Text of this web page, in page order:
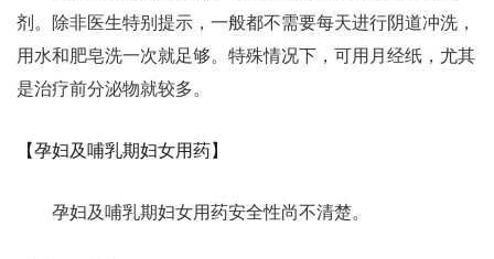
剂。除非医生特别提示，一般都不需要每天进行阴道冲洗，
用水和肥皂洗一次就足够。特殊情况下，可用月经纸，尤其
是治疗前分泌物就较多。
【孕妇及哺乳期妇女用药】
孕妇及哺乳期妇女用药安全性尚不清楚。